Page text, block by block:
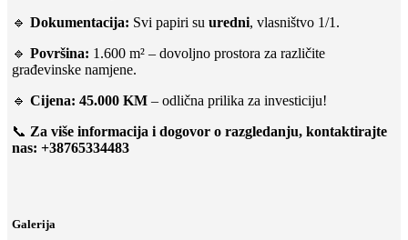
🔹 Dokumentacija: Svi papiri su uredni, vlasništvo 1/1.
🔹 Površina: 1.600 m² – dovoljno prostora za različite
građevinske namjene.
🔹 Cijena: 45.000 KM – odlična prilika za investiciju!
📞 Za više informacija i dogovor o razgledanju, kontaktirajte
nas: +38765334483
Galerija